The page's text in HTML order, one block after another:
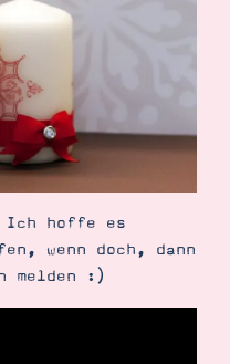
Ich hoffe es
wenn doch, dann
melden :)